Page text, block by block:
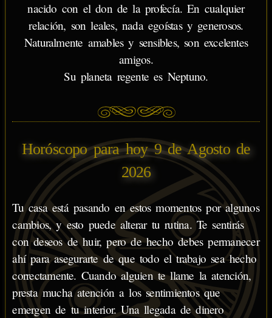
nacido con el don de la profecía. En cualquier
relación, son leales, nada egoístas y generosos.
Naturalmente amables y sensibles, son excelentes
amigos.
Su planeta regente es Neptuno.
Horóscopo para hoy 9 de Agosto de
2026
Tu casa está pasando en estos momentos por algunos
cambios, y esto puede alterar tu rutina. Te sentirás
con deseos de huir, pero de hecho debes permanecer
ahí para asegurarte de que todo el trabajo sea hecho
correctamente. Cuando alguien te llame la atención,
presta mucha atención a los sentimientos que
emergen de tu interior. Una llegada de dinero